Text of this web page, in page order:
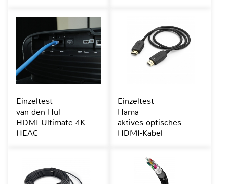
Einzeltest
van den Hul
HDMI Ultimate 4K
HEAC
Einzeltest
Hama
aktives optisches
HDMI-Kabel